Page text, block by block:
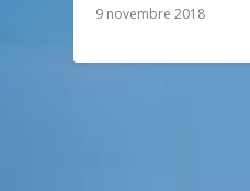
9 novembre 2018